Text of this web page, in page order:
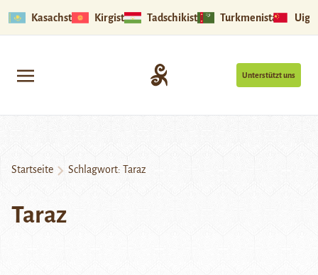
Kasachstan Kirgistan Tadschikistan Turkmenistan
Unterstützt uns
Startseite Schlagwort: Taraz
Taraz